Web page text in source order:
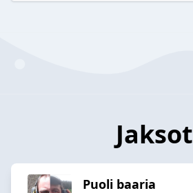
Jaksot
Puoli baaria